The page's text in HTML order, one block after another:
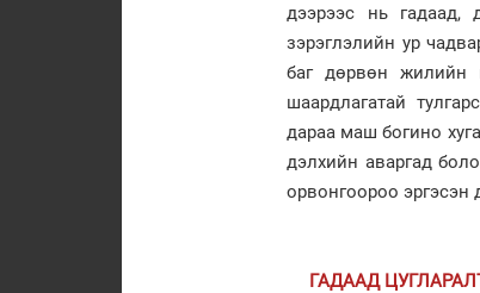
дээрээс нь гадаад,
зэрэглэлийн ур
баг дөрвөн жилийн
шаардлагатай
дараа маш богино
дэлхийн аваргад
орвонгоороо эргэсэн
ГАДААД